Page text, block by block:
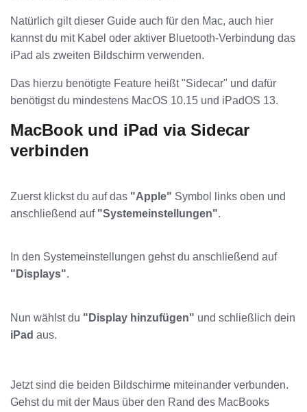
Natürlich gilt dieser Guide auch für den Mac, auch hier
kannst du mit Kabel oder aktiver Bluetooth-Verbindung das
iPad als zweiten Bildschirm verwenden.
Das hierzu benötigte Feature heißt "Sidecar" und dafür
benötigst du mindestens MacOS 10.15 und iPadOS 13.
MacBook und iPad via Sidecar
verbinden
Zuerst klickst du auf das "Apple" Symbol links oben und
anschließend auf "Systemeinstellungen".
In den Systemeinstellungen gehst du anschließend auf
"Displays".
Nun wählst du "Display hinzufügen" und schließlich dein
iPad aus.
Jetzt sind die beiden Bildschirme miteinander verbunden.
Gehst du mit der Maus über den Rand des MacBooks